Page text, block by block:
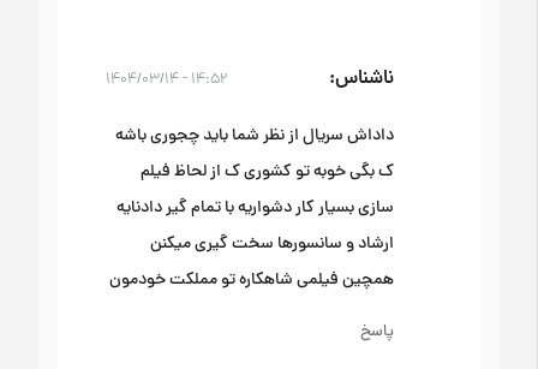
ناشناس ۱۴:۵۲ - ۱۴۰۴/۰۳/۱۴
داداش سریال از نظر شما باید چجوری باشه
ک بگی خوبه تو کشوری ک از لحاظ فیلم
سازی بسیار کار دشواریه با تمام گیر دادنایه
ارشاد و سانسورها سخت گیری میکنن
همچین فیلمی شاهکاره تو مملکت خودمون
پاسخ